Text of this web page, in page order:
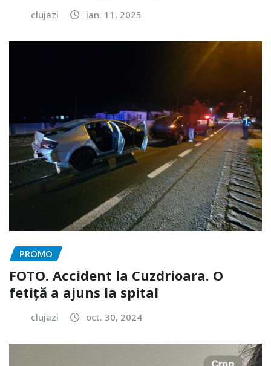
clujazi ian. 11, 2025
PROMO
FOTO. Accident la Cuzdrioara. O
fetiță a ajuns la spital
clujazi oct. 30, 2024